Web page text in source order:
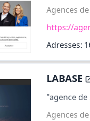
Agences
https://
Adresses:
LABASE
"agence
Agences